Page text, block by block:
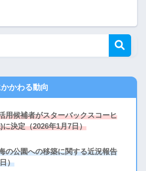
かわる動向
用候補者がスターバックスコーヒ
に決定（2026年1月7日）
の公園への移築に関する近況報告
）